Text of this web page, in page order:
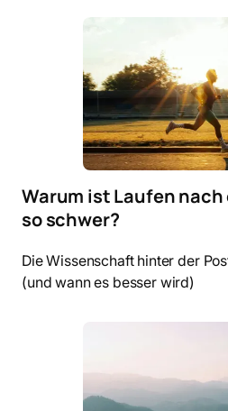
Warum ist Laufen
so schwer?
Die Wissenschaft hinter der
(und wann es besser wird)